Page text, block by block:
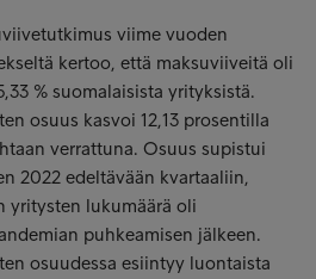
viime vuoden
kertoo, että maksuviiveitä oli
% suomalaisista yrityksistä.
osuus kasvoi 12,13 prosentilla
verrattuna. Osuus supistui
2022 edeltävään kvartaaliin,
yritysten lukumäärä oli
puhkeamisen jälkeen.
osuudessa esiintyy luontaista